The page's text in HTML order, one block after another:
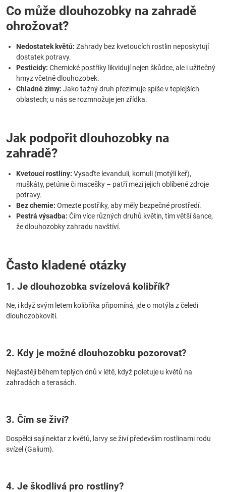
Co může dlouhozobky na zahradě
ohrožovat?
Nedostatek květů: Zahrady bez kvetoucích rostlin neposkytují
dostatek potravy.
Pesticidy: Chemické postřiky likvidují nejen škůdce, ale i užitečný
hmyz včetně dlouhozobek.
Chladné zimy: Jako tažný druh přezimuje spíše v teplejších
oblastech; u nás se rozmnožuje jen zřídka.
Jak podpořit dlouhozobky na
zahradě?
Kvetoucí rostliny: Vysaďte levanduli, komuli (motýlí keř),
muškáty, petúnie či macešky – patří mezi jejich oblíbené zdroje
potravy.
Bez chemie: Omezte postřiky, aby měly bezpečné prostředí.
Pestrá výsadba: Čím více různých druhů květin, tím větší šance,
že dlouhozobky zahradu navštíví.
Často kladené otázky
1. Je dlouhozobka svízelová kolibřík?
Ne, i když svým letem kolibříka připomíná, jde o motýla z čeledi
dlouhozobkovití.
2. Kdy je možné dlouhozobku pozorovat?
Nejčastěji během teplých dnů v létě, když poletuje u květů na
zahradách a terasách.
3. Čím se živí?
Dospělci sají nektar z květů, larvy se živí především rostlinami rodu
svízel (Galium).
4. Je škodlivá pro rostliny?